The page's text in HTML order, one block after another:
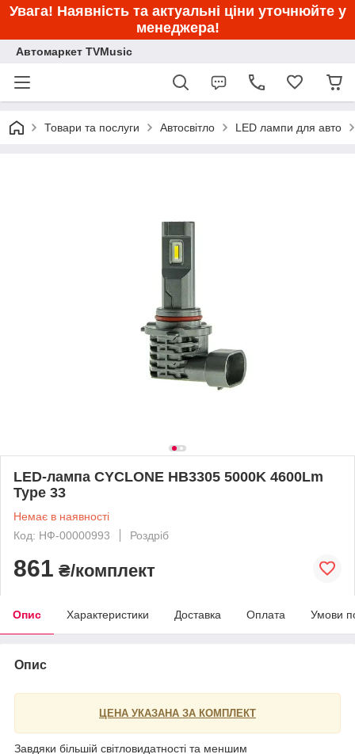
Увага! Наявність та актуальні ціни уточнюйте у
менеджера!
Автомаркет TVMusic
Товари та послуги Автосвітло LED лампи для авто
LED-лампа CYCLONE HB3305 5000K 4600Lm
Type 33
Немає в наявності
Код: НФ-00000993
Роздріб
861 ₴/комплект
Опис Характеристики Доставка Оплата Умови
Опис
ЦЕНА УКАЗАНА ЗА КОМПЛЕКТ
Завдяки більшій світловидатності та меншим